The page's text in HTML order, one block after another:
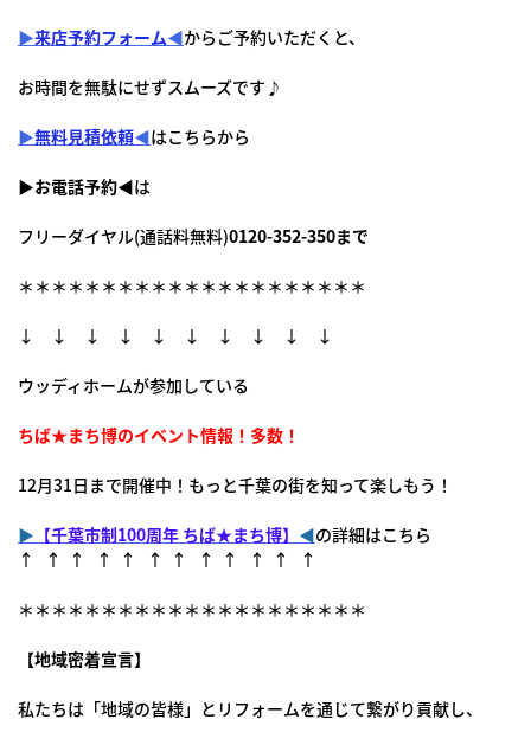
▶来店予約フォーム◀からご予約いただくと、
お時間を無駄にせずスムーズです♪
▶無料見積依頼◀はこちらから
▶お電話予約◀は
フリーダイヤル(通話料無料)0120-352-350まで
＊＊＊＊＊＊＊＊＊＊＊＊＊＊＊＊＊＊＊＊＊
↓ ↓ ↓ ↓ ↓ ↓ ↓ ↓ ↓ ↓
ウッディホームが参加している
ちば★まち博のイベント情報！多数！
12月31日まで開催中！もっと千葉の街を知って楽しもう！
▶ 【千葉市制100周年 ちば★まち博】 ◀の詳細はこちら
↑ ↑ ↑ ↑ ↑ ↑ ↑ ↑ ↑ ↑ ↑ ↑
＊＊＊＊＊＊＊＊＊＊＊＊＊＊＊＊＊＊＊＊＊
【地域密着宣言】
私たちは「地域の皆様」とリフォームを通じて繋がり貢献し、